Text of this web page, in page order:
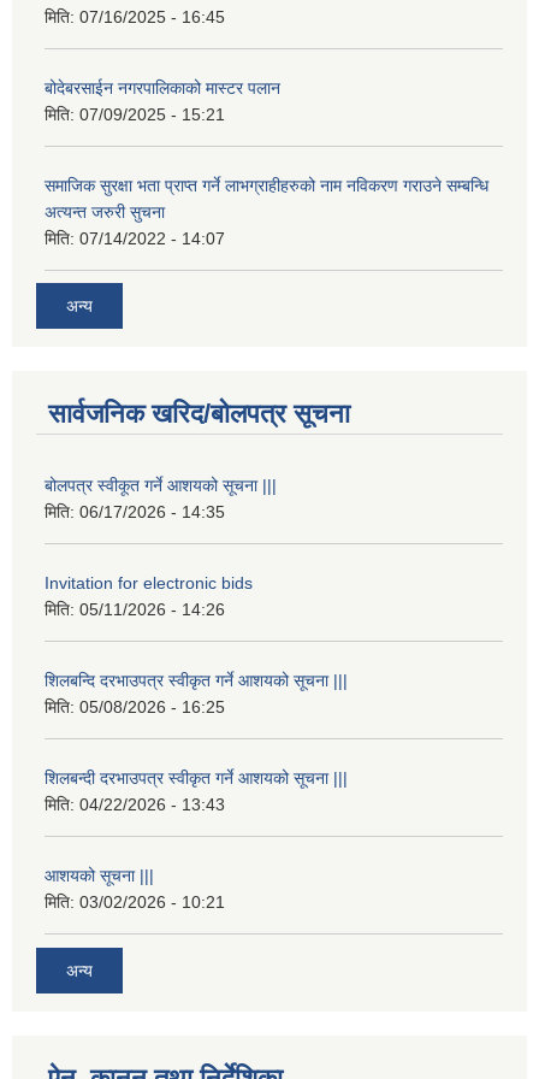
मिति: 07/16/2025 - 16:45
बोदेबरसाईन नगरपालिकाको मास्टर पलान
मिति: 07/09/2025 - 15:21
समाजिक सुरक्षा भता प्राप्त गर्ने लाभग्राहीहरुको नाम नविकरण गराउने सम्बन्धि
अत्यन्त जरुरी सुचना
मिति: 07/14/2022 - 14:07
अन्य
सार्वजनिक खरिद/बोलपत्र सूचना
बोलपत्र स्वीकूत गर्ने आशयको सूचना |||
मिति: 06/17/2026 - 14:35
Invitation for electronic bids
मिति: 05/11/2026 - 14:26
शिलबन्दि दरभाउपत्र स्वीकृत गर्ने आशयको सूचना |||
मिति: 05/08/2026 - 16:25
शिलबन्दी दरभाउपत्र स्वीकृत गर्ने आशयको सूचना |||
मिति: 04/22/2026 - 13:43
आशयको सूचना |||
मिति: 03/02/2026 - 10:21
अन्य